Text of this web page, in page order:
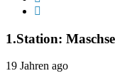
1.Station:
19 Jahren ago